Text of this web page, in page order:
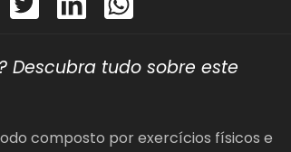
Descubra tudo sobre este
composto por exercícios físicos e